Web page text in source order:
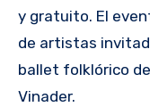
y gratuito. El
de artistas
ballet folklórico
Vinader.